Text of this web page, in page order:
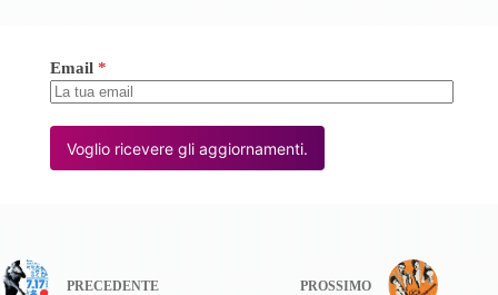
Email *
Voglio ricevere gli aggiornamenti.
PRECEDENTE PROSSIMO